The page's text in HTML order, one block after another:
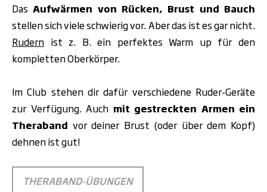
DasAufwärmen von Rücken, Brust und Bauch
stellen sich viele schwierig vor. Aber das ist es gar nicht.
Rudern ist z. B. ein perfektes Warm up für den
kompletten Oberkörper.
Im Club stehen dir dafür verschiedene Ruder-Geräte
zur Verfügung.Auch mit gestreckten Armen ein
Theraband vor deiner Brust (oder über dem Kopf)
dehnen ist gut!
THERABAND-ÜBUNGEN